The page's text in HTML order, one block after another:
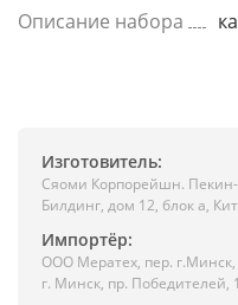
Описание набора
Изготовитель:
Сяоми Корпорейшн. Пекин-
Билдинг, дом 12, блок а,
Импортёр:
ООО Мератех, пер.
г. Минск, пр. Победителей,